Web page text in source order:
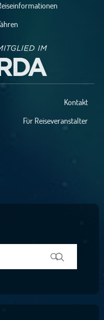
Kontakt
Für Reiseveranstalter